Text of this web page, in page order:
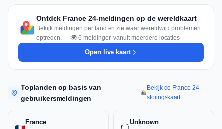
Ontdek France 24-meldingen op de wereldkaart
Bekijk meldingen per land en zie waar wereldwijd problemen
optreden. — 🌍 6 meldingen vanuit meerdere locaties
Open live kaart
Toplanden op basis van
gebruikersmeldingen
Bekijk de France 24
storingskaart
France Unknown